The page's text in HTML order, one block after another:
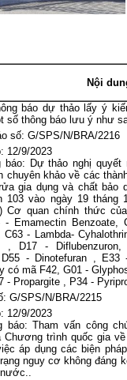
Nội
báo dự thảo lấy ý
số thông báo lưu ý như
số: G/SPS/N/BRA/2216
12/9/2023
báo: Dự thảo nghị
chuyên khảo về các
gia dụng và chất
103 vào ngày 19 tháng
Cơ quan chính thức
- Emamectin Benzoate,
C63 - Lambda-
, D17 -
D55 - Dinotefuran ,
có mã F42, G01 -
- Propargite , P34 -
G/SPS/N/BRA/2215
12/9/2023
báo: Tham vấn công
Chương trình quốc gia
áp dụng các biện
nguy cơ không đáng